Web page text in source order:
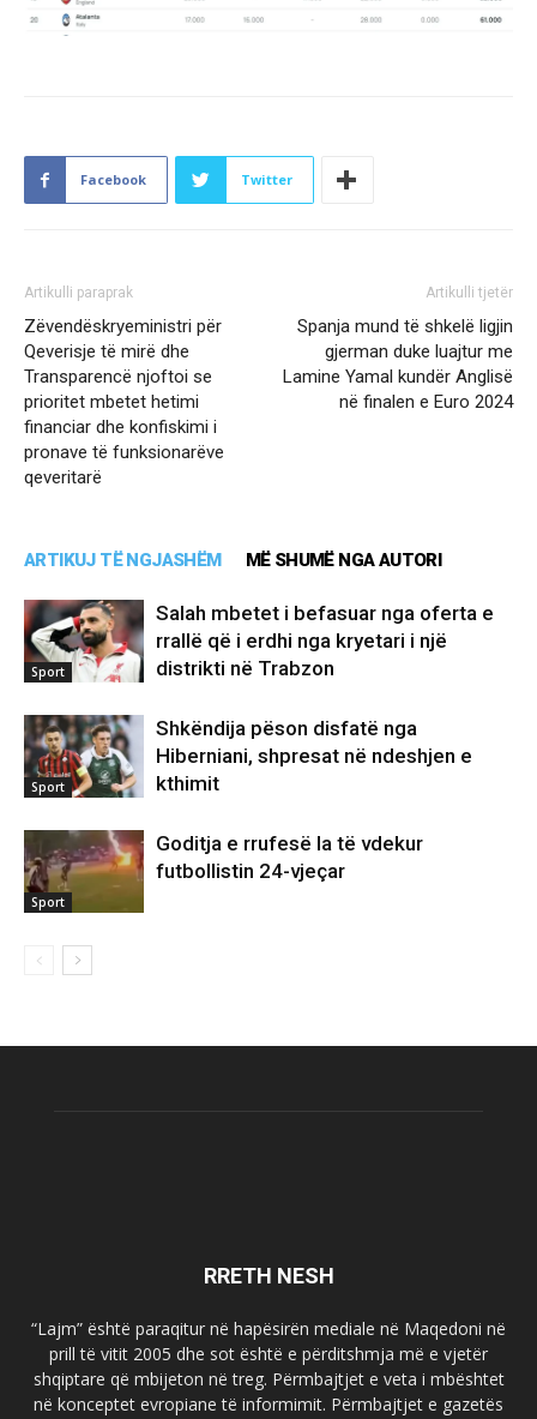
Facebook Twitter
Artikulli paraprak
Zëvendëskryeministri për
Qeverisje të mirë dhe
Transparencë njoftoi se
prioritet mbetet hetimi
financiar dhe konfiskimi i
pronave të funksionarëve
qeveritarë
Artikulli tjetër
Spanja mund të shkelë ligjin
gjerman duke luajtur me
Lamine Yamal kundër Anglisë
në finalen e Euro 2024
ARTIKUJ TË NGJASHËM MË SHUMË NGA AUTORI
Sport
Salah mbetet i befasuar nga oferta e
rrallë që i erdhi nga kryetari i një
distrikti në Trabzon
Sport
Shkëndija pëson disfatë nga
Hiberniani, shpresat në ndeshjen e
kthimit
Sport
Goditja e rrufesë la të vdekur
futbollistin 24-vjeçar
RRETH NESH
“Lajm” është paraqitur në hapësirën mediale në Maqedoni në
prill të vitit 2005 dhe sot është e përditshmja më e vjetër
shqiptare që mbijeton në treg. Përmbajtjet e veta i mbështet
në konceptet evropiane të informimit. Përmbajtjet e gazetës